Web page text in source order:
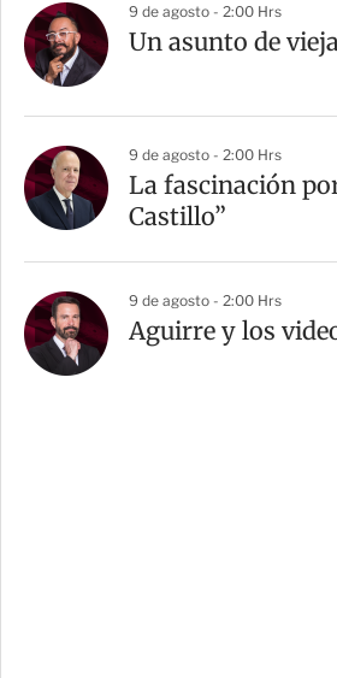
9 de agosto - 2:00 Hrs
Un asunto de
9 de agosto - 2:00 Hrs
La fascinación
Castillo”
9 de agosto - 2:00 Hrs
Aguirre y los